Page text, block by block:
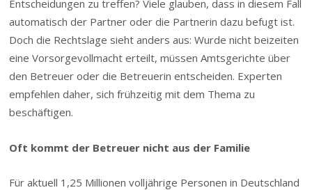
Entscheidungen zu treffen? Viele glauben, dass in diesem Fall
automatisch der Partner oder die Partnerin dazu befugt ist.
Doch die Rechtslage sieht anders aus: Wurde nicht beizeiten
eine Vorsorgevollmacht erteilt, müssen Amtsgerichte über
den Betreuer oder die Betreuerin entscheiden. Experten
empfehlen daher, sich frühzeitig mit dem Thema zu
beschäftigen.
Oft kommt der Betreuer nicht aus der Familie
Für aktuell 1,25 Millionen volljährige Personen in Deutschland